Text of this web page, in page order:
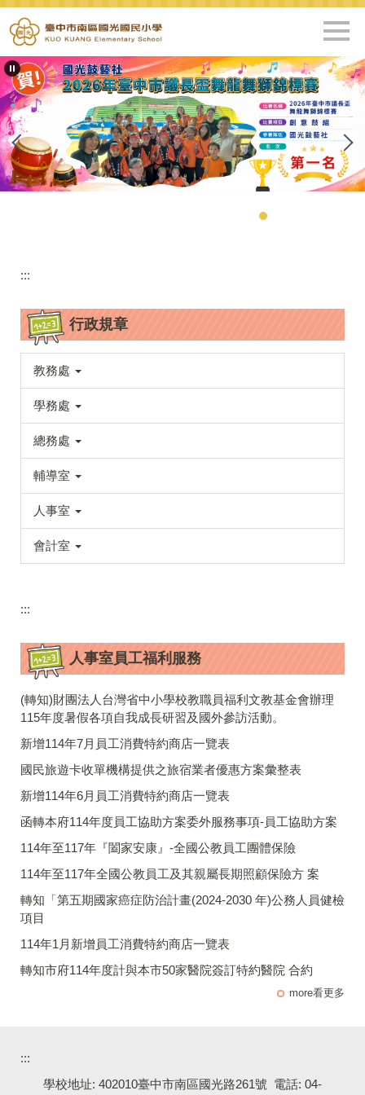
跳
到
主
要
內
容
區
:::
行政規章
教務處
學務處
總務處
輔導室
人事室
會計室
:::
人事室員工福利服務
(轉知)財團法人台灣省中小學校教職員福利文教基金會辦理
115年度暑假各項自我成長研習及國外參訪活動。
新增114年7月員工消費特約商店一覽表
國民旅遊卡收單機構提供之旅宿業者優惠方案彙整表
新增114年6月員工消費特約商店一覽表
函轉本府114年度員工協助方案委外服務事項-員工協助方案
114年至117年『闔家安康』-全國公教員工團體保險
114年至117年全國公教員工及其親屬長期照顧保險方 案
轉知「第五期國家癌症防治計畫(2024-2030 年)公務人員健檢
項目
114年1月新增員工消費特約商店一覽表
轉知市府114年度計與本市50家醫院簽訂特約醫院 合約
more看更多
:::
學校地址: 402010臺中市南區國光路261號 電話: 04-